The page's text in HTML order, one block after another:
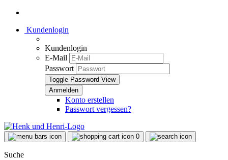
Kundenlogin
Kundenlogin
E-Mail
Passwort
Toggle Password View
Konto erstellen
Passwort vergessen?
0
Suche